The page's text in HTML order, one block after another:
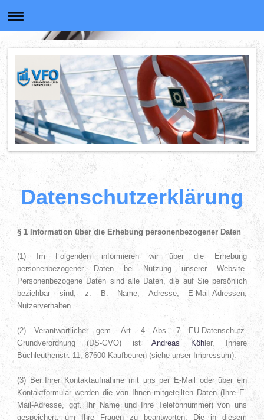
Datenschutzerklärung
§ 1 Information über die Erhebung personenbezogener Daten
(1) Im Folgenden informieren wir über die Erhebung
personenbezogener Daten bei Nutzung unserer Website.
Personenbezogene Daten sind alle Daten, die auf Sie persönlich
beziehbar sind, z. B. Name, Adresse, E-Mail-Adressen,
Nutzerverhalten.
(2) Verantwortlicher gem. Art. 4 Abs. 7 EU-Datenschutz-
Grundverordnung (DS-GVO) ist Andreas Köh ler, Innere
Buchleuthenstr. 11, 87600 Kaufbeuren (siehe unser Impressum).
(3) Bei Ihrer Kontaktaufnahme mit uns per E-Mail oder über ein
Kontaktformular werden die von Ihnen mitgeteilten Daten (Ihre E-
Mail-Adresse, ggf. Ihr Name und Ihre Telefonnummer) von uns
gespeichert, um Ihre Fragen zu beantworten. Die in diesem